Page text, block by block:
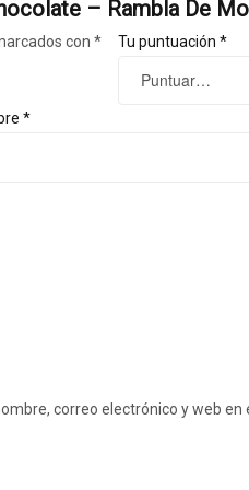
– Rambla De
con * Tu puntuación *
*
correo electrónico y web